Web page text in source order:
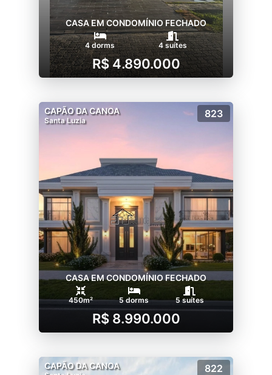
CASA EM CONDOMÍNIO FECHADO
4 dorms 4 suítes
R$ 4.890.000
CAPÃO DA CANOA
Santa Luzia
823
CASA EM CONDOMÍNIO FECHADO
450m² 5 dorms 5 suítes
R$ 8.990.000
CAPÃO DA CANOA 822